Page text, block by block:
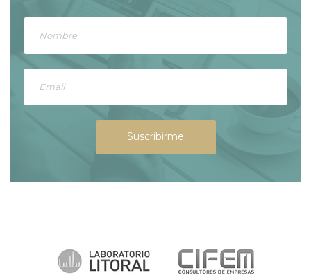
Suscribirme